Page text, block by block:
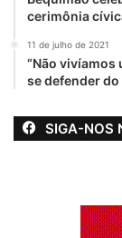
cerimônia
11 de julho de 2021
“Não vivíamos
se defender
SIGA-NOS